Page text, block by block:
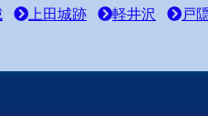
上田城跡 軽井沢 戸